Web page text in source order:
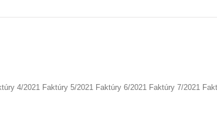
4/2021 Faktúry 5/2021 Faktúry 6/2021 Faktúry 7/2021